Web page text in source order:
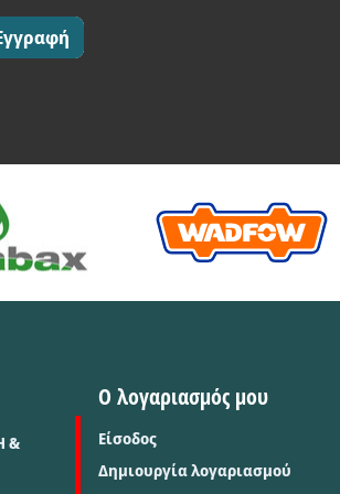
&
Ο λογαριασμός μου
Είσοδος
Δημιουργία λογαριασμού